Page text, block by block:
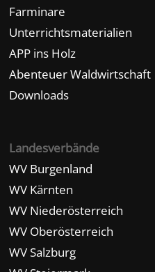
Farminare
Unterrichtsmaterialien
APP ins Holz
Abenteuer Waldwirtschaft
Downloads
Landesverbände
WV Burgenland
WV Kärnten
WV Niederösterreich
WV Oberösterreich
WV Salzburg